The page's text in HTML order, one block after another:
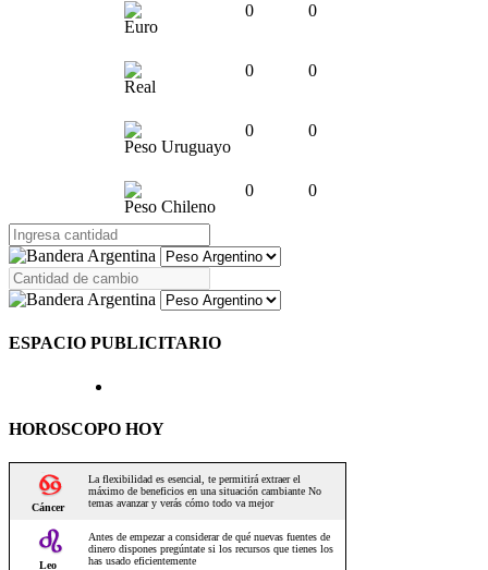
Euro
0 0
Real
0 0
Peso Uruguayo
0 0
Peso Chileno
0 0
ESPACIO PUBLICITARIO
HOROSCOPO HOY